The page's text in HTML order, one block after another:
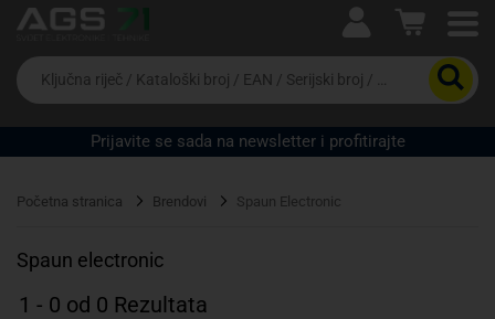
Ova postavka prilagođava asortiman proizvoda i
cijene vašim potrebama.
Da
biste
potražili
proizvod,
unesite
riječ,
EAN
ili
serijski
Prijavite se sada na newsletter i profitirajte
Početna stranica Brendovi Spaun Electronic
Spaun electronic
1 - 0 od 0 Rezultata